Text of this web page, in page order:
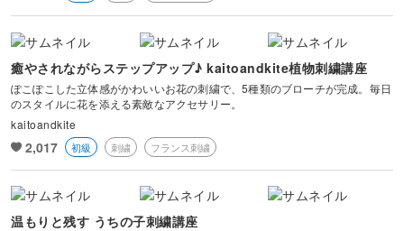
風景・スナップ
物撮り・テーブルフォト
ポートレート
癒やされながらステップアップ♪ kaitoandkite植物刺繍講座
ぽこぽこした立体感がかわいいお花の刺繍で、5種類のブローチが完成。毎日
のスタイルに花を添える素敵なアクセサリー。
kaitoandkite
2,017 初級 刺繍 フランス刺繍
温もりと残す うちの子刺繍講座